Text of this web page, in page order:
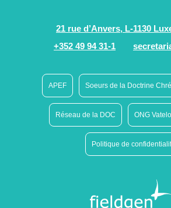
21 rue d’Anvers, L-1130
+352 49 94 31-1
APEF Soeurs de la Doctrine
Réseau de la DOC ONG
Politique de